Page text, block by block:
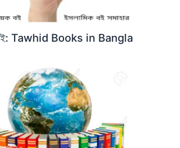
বই: Tawhid Books in Bangla